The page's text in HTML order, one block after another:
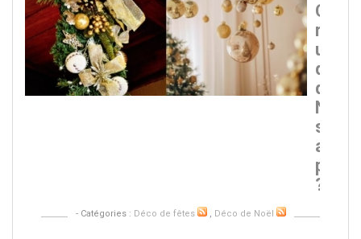
une
de
Noël
au
?
- Catégories : Déco de fêtes , Déco de Noël